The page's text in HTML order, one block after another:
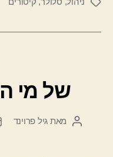
תגיות
של מי
המחבר
מאת גיל פרוינד